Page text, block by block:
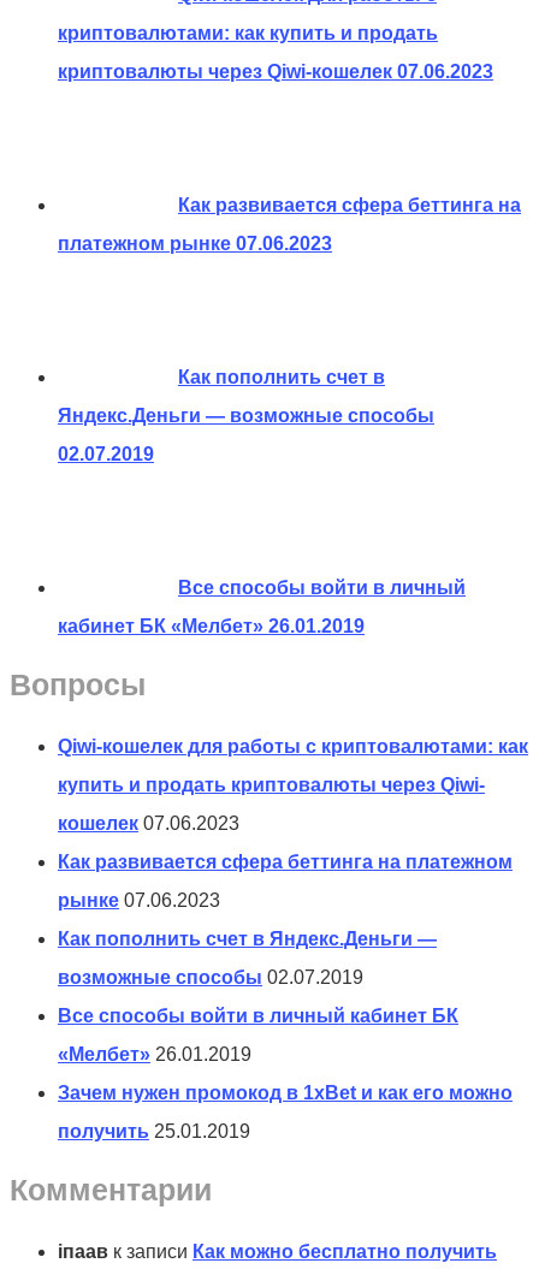
криптовалютами: как купить и продать
криптовалюты через Qiwi-кошелек 07.06.2023
Как развивается сфера беттинга на
платежном рынке 07.06.2023
Как пополнить счет в
Яндекс.Деньги — возможные способы
02.07.2019
Все способы войти в личный
кабинет БК «Мелбет» 26.01.2019
Вопросы
Qiwi-кошелек для работы с криптовалютами: как
купить и продать криптовалюты через Qiwi-
кошелек 07.06.2023
Как развивается сфера беттинга на платежном
рынке 07.06.2023
Как пополнить счет в Яндекс.Деньги —
возможные способы 02.07.2019
Все способы войти в личный кабинет БК
«Мелбет» 26.01.2019
Зачем нужен промокод в 1xBet и как его можно
получить 25.01.2019
Комментарии
іпаав к записи Как можно бесплатно получить